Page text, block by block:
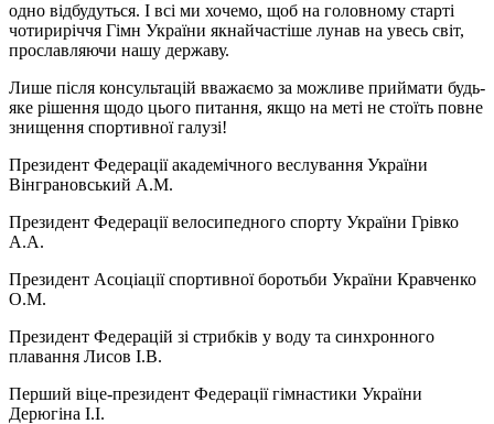
одно відбудуться. І всі ми хочемо, щоб на головному старті
чотириріччя Гімн України якнайчастіше лунав на увесь світ,
прославляючи нашу державу.
Лише після консультацій вважаємо за можливе приймати будь-
яке рішення щодо цього питання, якщо на меті не стоїть повне
знищення спортивної галузі!
Президент Федерації академічного веслування України
Вінграновський А.М.
Президент Федерації велосипедного спорту України Грівко
А.А.
Президент Асоціації спортивної боротьби України Кравченко
О.М.
Президент Федерацій зі стрибків у воду та синхронного
плавання Лисов І.В.
Перший віце-президент Федерації гімнастики України
Дерюгіна І.І.